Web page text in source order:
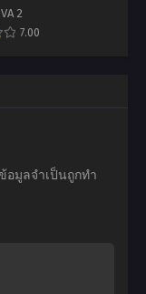
1 ตอนที่1-14 ซับ
2
7.00
อมูลจำเป็นถูกทำ